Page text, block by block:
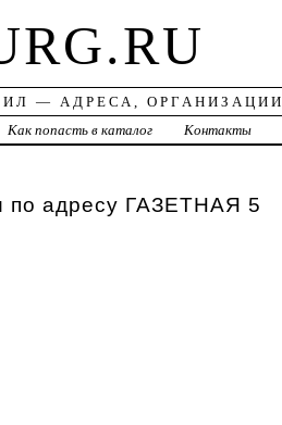
— АДРЕСА, ОРГАНИЗАЦИИ
Как попасть в каталог Контакты
по адресу ГАЗЕТНАЯ 5